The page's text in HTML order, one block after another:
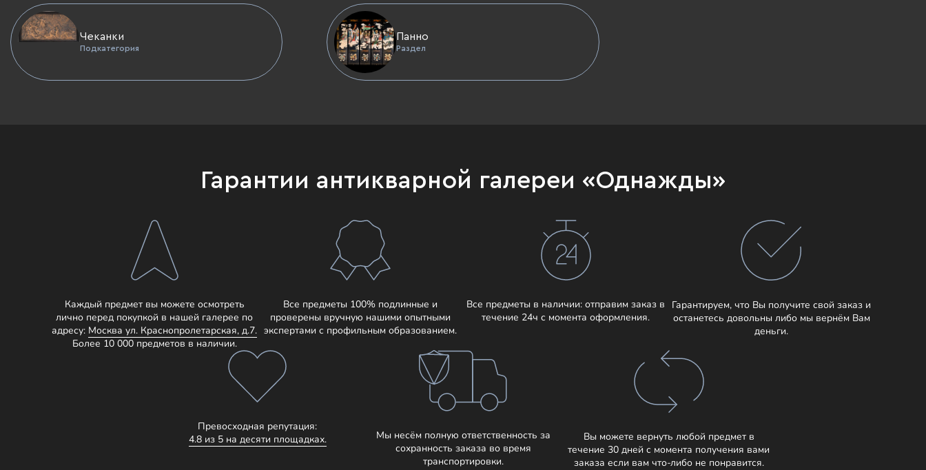
Чеканки
Подкатегория
Панно
Раздел
Гарантии антикварной галереи «Однажды»
Каждый предмет вы можете осмотреть
лично перед покупкой в нашей галерее по
адресу: Москва ул. Краснопролетарская, д.7.
Более 10 000 предметов в наличии.
Все предметы 100% подлинные и
проверены вручную нашими опытными
экспертами с профильным образованием.
Все предметы в наличии: отправим заказ в
течение 24ч с момента оформления.
Гарантируем, что Вы получите свой заказ и
останетесь довольны либо мы вернём Вам
деньги.
Превосходная репутация:
4.8 из 5 на десяти площадках.
Мы несём полную ответственность за
сохранность заказа во время
транспортировки.
Вы можете вернуть любой предмет в
течение 30 дней с момента получения вами
заказа если вам что-либо не понравится.